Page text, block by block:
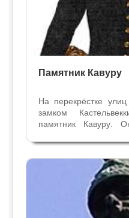
Памятник Кавуру
На перекрёстке
замком
памятник Кавуру.
последнего
1908 года
окончательное)....
Скрытая
Улицы и